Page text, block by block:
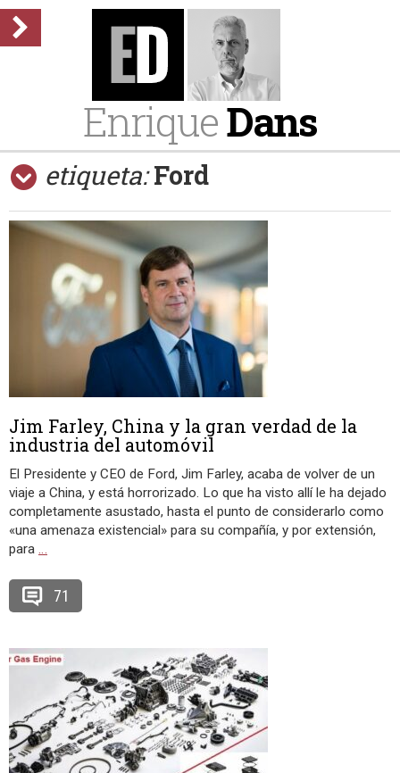
EnriqueDans
etiqueta: Ford
Jim Farley, China y la gran verdad de la
industria del automóvil
El Presidente y CEO de Ford, Jim Farley, acaba de volver de un
viaje a China, y está horrorizado. Lo que ha visto allí le ha dejado
completamente asustado, hasta el punto de considerarlo como
«una amenaza existencial» para su compañía, y por extensión,
para …
71